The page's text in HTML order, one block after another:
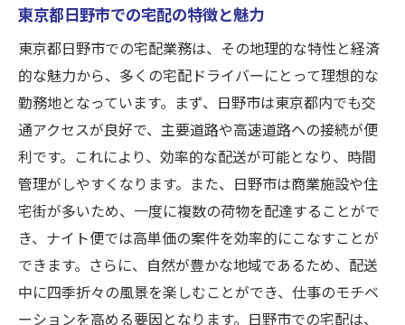
東京都日野市での宅配の特徴と魅力
東京都日野市での宅配業務は、その地理的な特性と経済
的な魅力から、多くの宅配ドライバーにとって理想的な
勤務地となっています。まず、日野市は東京都内でも交
通アクセスが良好で、主要道路や高速道路への接続が便
利です。これにより、効率的な配送が可能となり、時間
管理がしやすくなります。また、日野市は商業施設や住
宅街が多いため、一度に複数の荷物を配達することがで
き、ナイト便では高単価の案件を効率的にこなすことが
できます。さらに、自然が豊かな地域であるため、配送
中に四季折々の風景を楽しむことができ、仕事のモチベ
ーションを高める要因となります。日野市での宅配は、